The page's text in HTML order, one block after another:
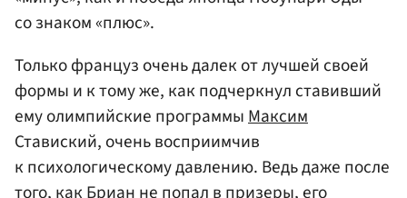
со знаком «плюс».
Только француз очень далек от лучшей своей
формы и к тому же, как подчеркнул ставивший
ему олимпийские программыМаксим
Ставиский, очень восприимчив
к психологическому давлению. Ведь даже после
того, как Бриан не попал в призеры, его